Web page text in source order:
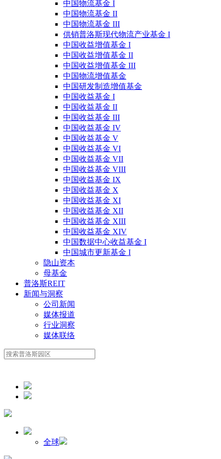
中国物流基金 I
中国物流基金 II
中国物流基金 III
供销普洛斯现代物流产业基金 I
中国收益增值基金 I
中国收益增值基金 II
中国收益增值基金 III
中国物流增值基金
中国研发制造增值基金
中国收益基金 I
中国收益基金 II
中国收益基金 III
中国收益基金 IV
中国收益基金 V
中国收益基金 VI
中国收益基金 VII
中国收益基金 VIII
中国收益基金 IX
中国收益基金 X
中国收益基金 XI
中国收益基金 XII
中国收益基金 XIII
中国收益基金 XIV
中国数据中心收益基金 I
中国城市更新基金 I
隐山资本
母基金
普洛斯REIT
新闻与洞察
公司新闻
媒体报道
行业洞察
媒体联络
全球